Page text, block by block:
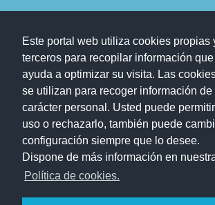
Este portal web utiliza cookies propias
terceros para recopilar información que
ayuda a optimizar su visita. Las
se utilizan para recoger información de
carácter personal. Usted puede
uso o rechazarlo, también puede
configuración siempre que lo desee.
Dispone de más información en
Política de cookies.
contenido
Blog de los